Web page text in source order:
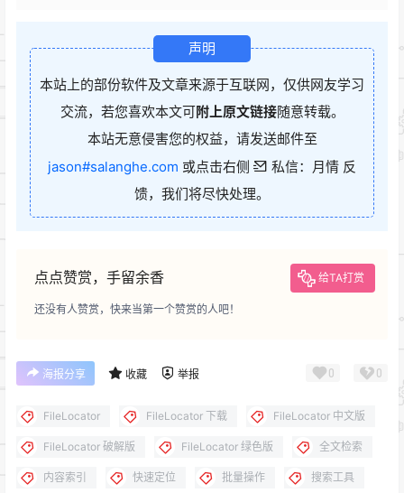
声明
本站上的部份软件及文章来源于互联网，仅供网友学习
交流，若您喜欢本文可附上原文链接随意转载。
本站无意侵害您的权益，请发送邮件至
jason#salanghe.com 或点击右侧
私信：月情 反
馈，我们将尽快处理。
点点赞赏，手留余香 给TA打赏
还没有人赞赏，快来当第一个赞赏的人吧！
海报分享 收藏 举报 0 0
FileLocator FileLocator 下载 FileLocator 中文版
FileLocator 破解版 FileLocator 绿色版 全文检索
内容索引 快速定位 批量操作 搜索工具